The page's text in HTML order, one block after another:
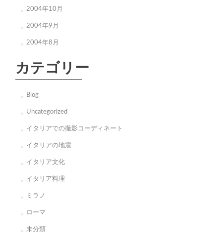
2004年10月
2004年9月
2004年8月
カテゴリー
Blog
Uncategorized
イタリアでの撮影コーディネート
イタリアの地震
イタリア文化
イタリア料理
ミラノ
ローマ
未分類